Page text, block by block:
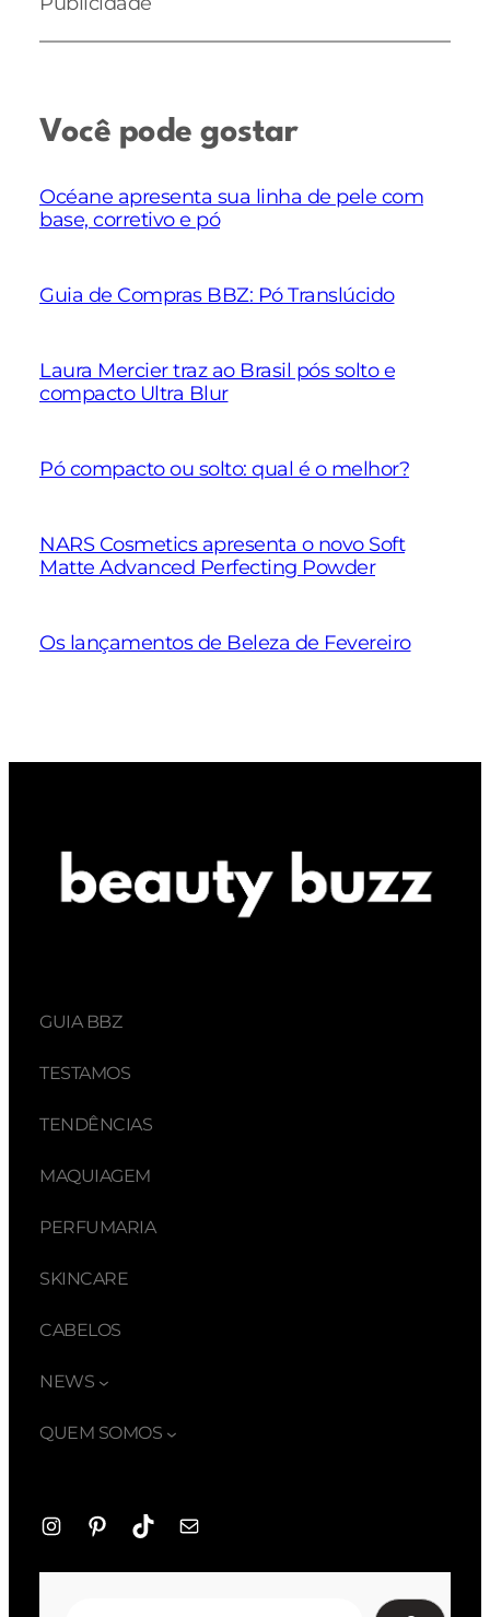
Você pode gostar
Océane apresenta sua linha de pele com
base, corretivo e pó
Guia de Compras BBZ: Pó Translúcido
Laura Mercier traz ao Brasil pós solto e
compacto Ultra Blur
Pó compacto ou solto: qual é o melhor?
NARS Cosmetics apresenta o novo Soft
Matte Advanced Perfecting Powder
Os lançamentos de Beleza de Fevereiro
GUIA BBZ
TESTAMOS
TENDÊNCIAS
MAQUIAGEM
PERFUMARIA
SKINCARE
CABELOS
NEWS
QUEM SOMOS
InstagramPinterestTikTokE-